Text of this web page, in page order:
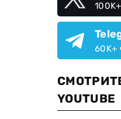
60K+
YOUTUBE